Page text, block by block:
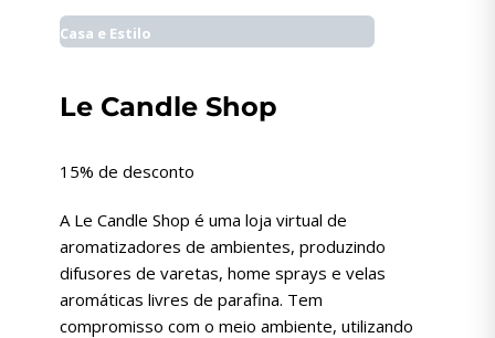
Casa e Estilo
Le Candle Shop
15% de desconto
A Le Candle Shop é uma loja virtual de
aromatizadores de ambientes, produzindo
difusores de varetas, home sprays e velas
aromáticas livres de parafina. Tem
compromisso com o meio ambiente, utilizando